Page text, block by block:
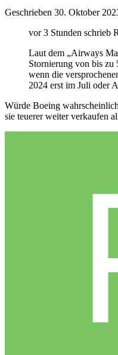
Geschrieben 30. Oktober
vor 3 Stunden schrieb
Laut dem „Airways
Stornierung von bis zu
wenn die
2024 erst im Juli oder
Würde Boeing
sie teuerer weiter verkaufen